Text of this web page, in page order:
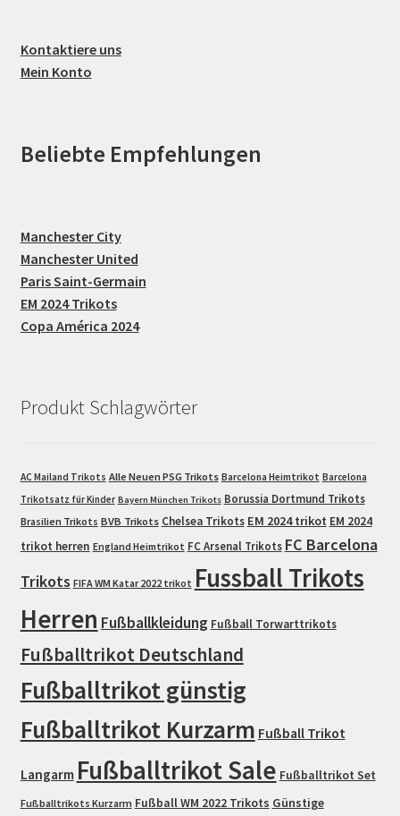
Kontaktiere uns
Mein Konto
Beliebte Empfehlungen
Manchester City
Manchester United
Paris Saint-Germain
EM 2024 Trikots
Copa América 2024
Produkt Schlagwörter
AC Mailand Trikots Alle Neuen PSG Trikots Barcelona Heimtrikot Barcelona
Trikotsatz für Kinder Bayern München Trikots Borussia Dortmund Trikots
Brasilien Trikots BVB Trikots Chelsea Trikots EM 2024 trikot EM 2024
trikot herren England Heimtrikot FC Arsenal Trikots FC Barcelona
Trikots FIFA WM Katar 2022 trikot Fussball Trikots
Herren Fußballkleidung Fußball Torwarttrikots
Fußballtrikot Deutschland
Fußballtrikot günstig
Fußballtrikot Kurzarm Fußball Trikot
Langarm Fußballtrikot Sale Fußballtrikot Set
Fußballtrikots Kurzarm Fußball WM 2022 Trikots Günstige